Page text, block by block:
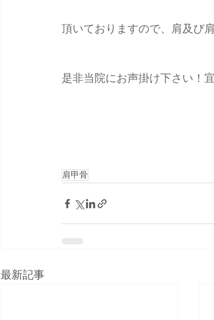
頂いておりますので、肩及び
是非当院にお声掛け下さい！
肩甲骨
最新記事